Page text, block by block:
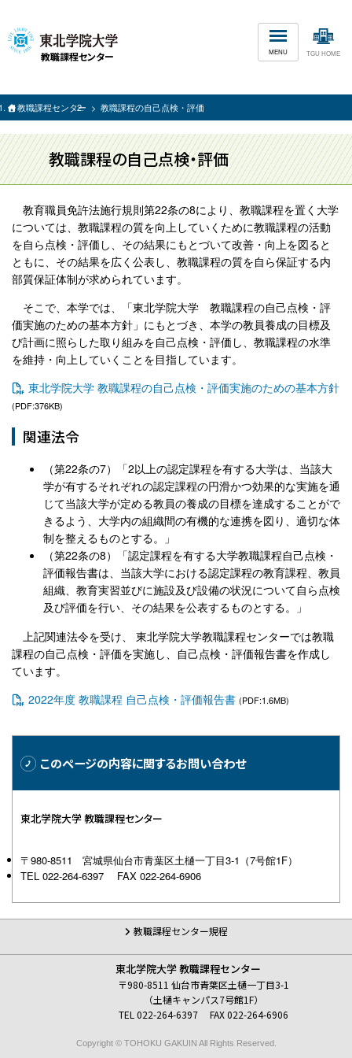
教職課程センター MENU TGU HOME
教職課程センター 教職課程の自己点検・評価
教職課程の自己点検・評価
教育職員免許法施行規則第22条の8により、教職課程を置く大学
については、教職課程の質を向上していくために教職課程の活動
を自ら点検・評価し、その結果にもとづいて改善・向上を図ると
ともに、その結果を広く公表し、教職課程の質を自ら保証する内
部質保証体制が求められています。
そこで、本学では、「東北学院大学 教職課程の自己点検・評
価実施のための基本方針」にもとづき、本学の教員養成の目標及
び計画に照らした取り組みを自己点検・評価し、教職課程の水準
を維持・向上していくことを目指しています。
東北学院大学 教職課程の自己点検・評価実施のための基本方針
(PDF:376KB)
関連法令
（第22条の7）「2以上の認定課程を有する大学は、当該大
学が有するそれぞれの認定課程の円滑かつ効果的な実施を通
じて当該大学が定める教員の養成の目標を達成することがで
きるよう、大学内の組織間の有機的な連携を図り、適切な体
制を整えるものとする。」
（第22条の8）「認定課程を有する大学教職課程自己点検・
評価報告書は、当該大学における認定課程の教育課程、教員
組織、教育実習並びに施設及び設備の状況について自ら点検
及び評価を行い、その結果を公表するものとする。」
上記関連法令を受け、 東北学院大学教職課程センターでは教職
課程の自己点検・評価を実施し、自己点検・評価報告書を作成し
ています。
2022年度 教職課程 自己点検・評価報告書 (PDF:1.6MB)
このページの内容に関するお問い合わせ
東北学院大学 教職課程センター
〒980-8511 宮城県仙台市青葉区土樋一丁目3-1（7号館1F）
TEL 022-264-6397 FAX 022-264-6906
東北学院大学 教職課程センター
〒980-8511 仙台市青葉区土樋一丁目3-1
（土樋キャンパス7号館1F）
TEL 022-264-6397 FAX 022-264-6906
教職課程センター規程
Copyright © TOHOKU GAKUIN All Rights Reserved.